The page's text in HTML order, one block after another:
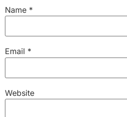
Name *
Email *
Website